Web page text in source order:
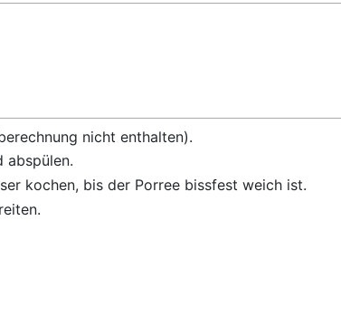
nicht enthalten).
abspülen.
kochen, bis der Porree bissfest weich ist.